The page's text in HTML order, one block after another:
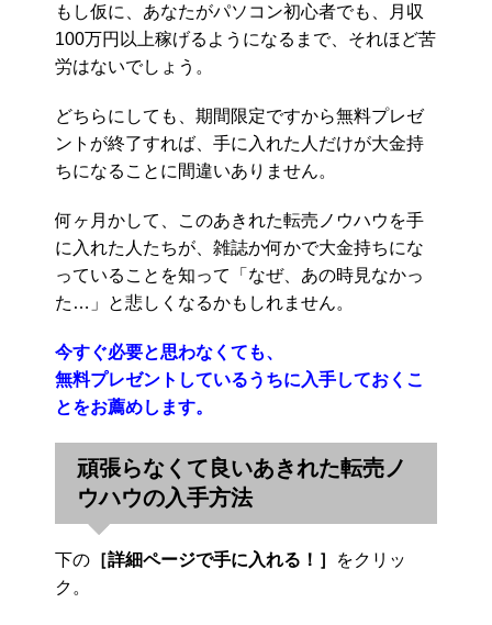
もし仮に、あなたがパソコン初心者でも、月収
100万円以上稼げるようになるまで、それほど苦
労はないでしょう。
どちらにしても、期間限定ですから無料プレゼ
ントが終了すれば、手に入れた人だけが大金持
ちになることに間違いありません。
何ヶ月かして、このあきれた転売ノウハウを手
に入れた人たちが、雑誌か何かで大金持ちにな
っていることを知って「なぜ、あの時見なかっ
た…」と悲しくなるかもしれません。
今すぐ必要と思わなくても、
無料プレゼントしているうちに入手しておくこ
とをお薦めします。
頑張らなくて良いあきれた転売ノ
ウハウの入手方法
下の ［詳細ページで手に入れる！］
をクリッ
ク。